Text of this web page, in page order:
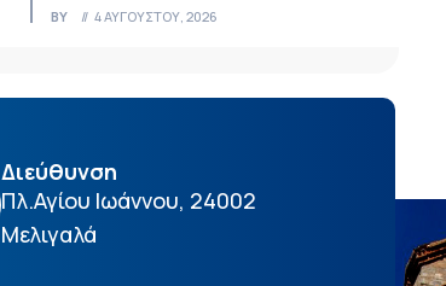
BY 4 ΑΥΓΟΎΣΤΟΥ, 2026
Διεύθυνση
Πλ.Αγίου Ιωάννου, 24002
Μελιγαλά